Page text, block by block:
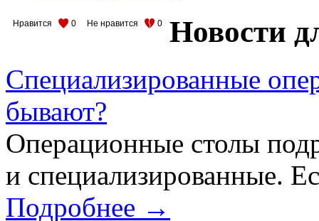
Нравится 0 Не нравится 0 Новости
Специализированные
бывают?
Операционные столы
и специализированные.
Подробнее →